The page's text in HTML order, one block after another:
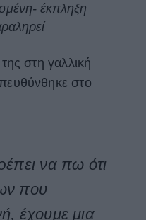
έκπληξη
στη γαλλική
στο
να πω ότι
που
έχουμε μια